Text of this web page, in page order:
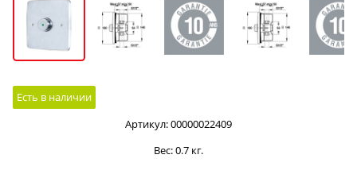
Есть в наличии
Артикул:00000022409
Вес:0.7 кг.